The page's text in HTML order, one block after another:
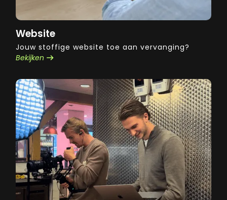
Website
Jouw stoffige website toe aan vervanging?
Bekijken